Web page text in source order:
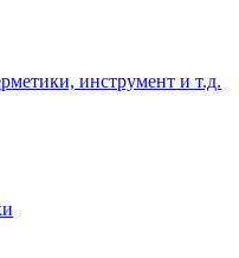
инструмент и т.д.